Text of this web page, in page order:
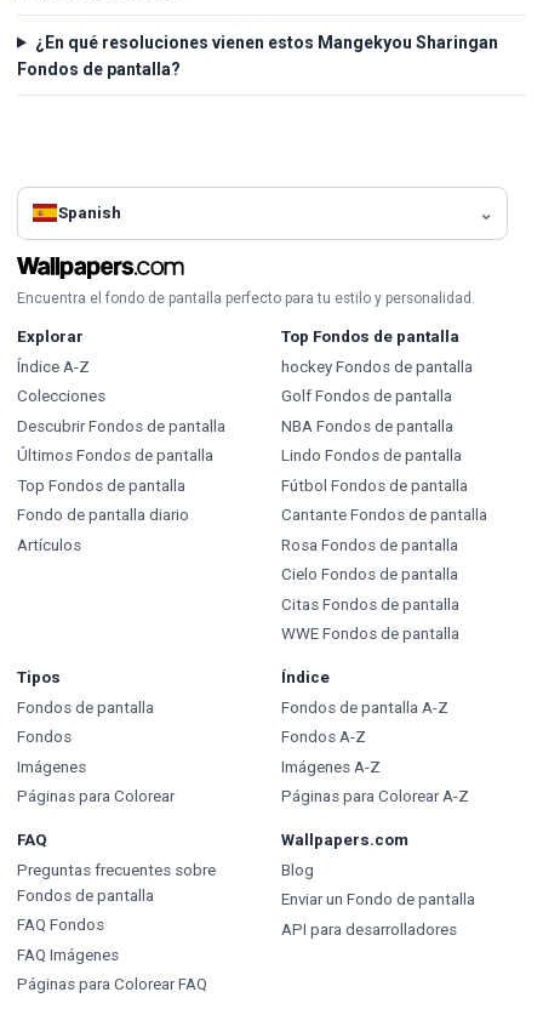
¿En qué resoluciones vienen estos Mangekyou Sharingan
Fondos de pantalla?
Spanish
Encuentra el fondo de pantalla perfecto para tu estilo y personalidad.
Explorar
Índice A-Z
Colecciones
Descubrir Fondos de pantalla
Últimos Fondos de pantalla
Top Fondos de pantalla
Fondo de pantalla diario
Artículos
Top Fondos de pantalla
hockey Fondos de pantalla
Golf Fondos de pantalla
NBA Fondos de pantalla
Lindo Fondos de pantalla
Fútbol Fondos de pantalla
Cantante Fondos de pantalla
Rosa Fondos de pantalla
Cielo Fondos de pantalla
Citas Fondos de pantalla
WWE Fondos de pantalla
Tipos
Fondos de pantalla
Fondos
Imágenes
Páginas para Colorear
Índice
Fondos de pantalla A-Z
Fondos A-Z
Imágenes A-Z
Páginas para Colorear A-Z
FAQ
Preguntas frecuentes sobre
Fondos de pantalla
FAQ Fondos
FAQ Imágenes
Páginas para Colorear FAQ
Wallpapers.com
Blog
Enviar un Fondo de pantalla
API para desarrolladores